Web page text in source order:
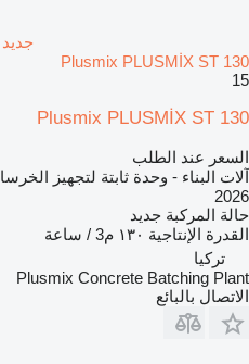
Plusmix PLUSMİX ST 130
15
Plusmix PLUSMİX ST 130
السعر عند الطلب
آلات البناء - وحدة ثابتة لتجهيز
2026
حالة المركبة جديد
القدرة الإنتاجية ١٣٠ م3 / ساعة
تركيا
Plusmix Concrete Batching Plant
الاتصال بالبائع